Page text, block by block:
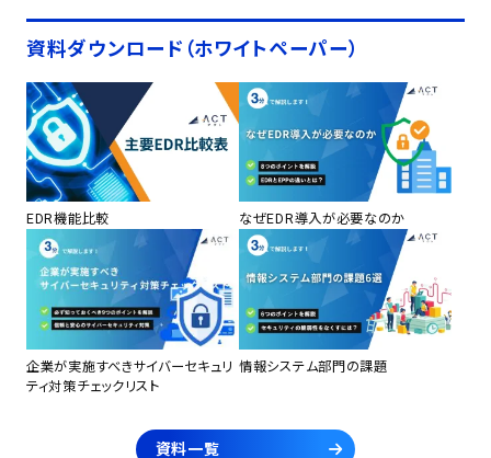
資料ダウンロード（ホワイトペーパー）
EDR機能比較 なぜEDR導入が必要なのか
企業が実施すべきサイバーセキュリ
ティ対策チェックリスト
情報システム部門の課題
資料一覧